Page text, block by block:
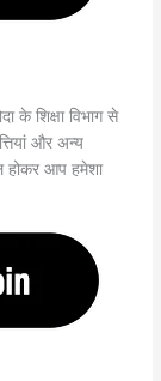
के शिक्षा विभाग से
और अन्य
होकर आप हमेशा